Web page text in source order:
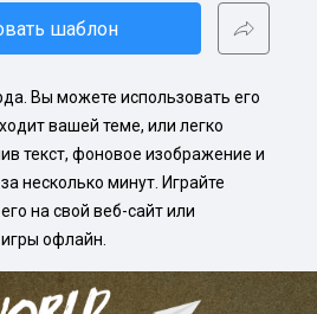
шаблон
Вы можете использовать его
вашей теме, или легко
текст, фоновое изображение и
несколько минут. Играйте
на свой веб-сайт или
офлайн.